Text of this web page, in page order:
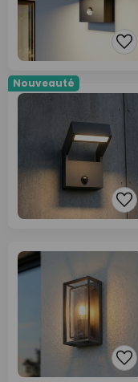
Nouveauté